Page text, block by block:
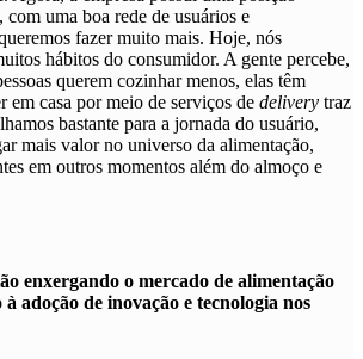
com uma boa rede de usuários e
fazer muito mais. Hoje, nós
hábitos do consumidor. A gente percebe,
querem cozinhar menos, elas têm
em casa por meio de serviços de delivery traz
bastante para a jornada do usuário,
mais valor no universo da alimentação,
em outros momentos além do almoço e
enxergando o mercado de alimentação
adoção de inovação e tecnologia nos